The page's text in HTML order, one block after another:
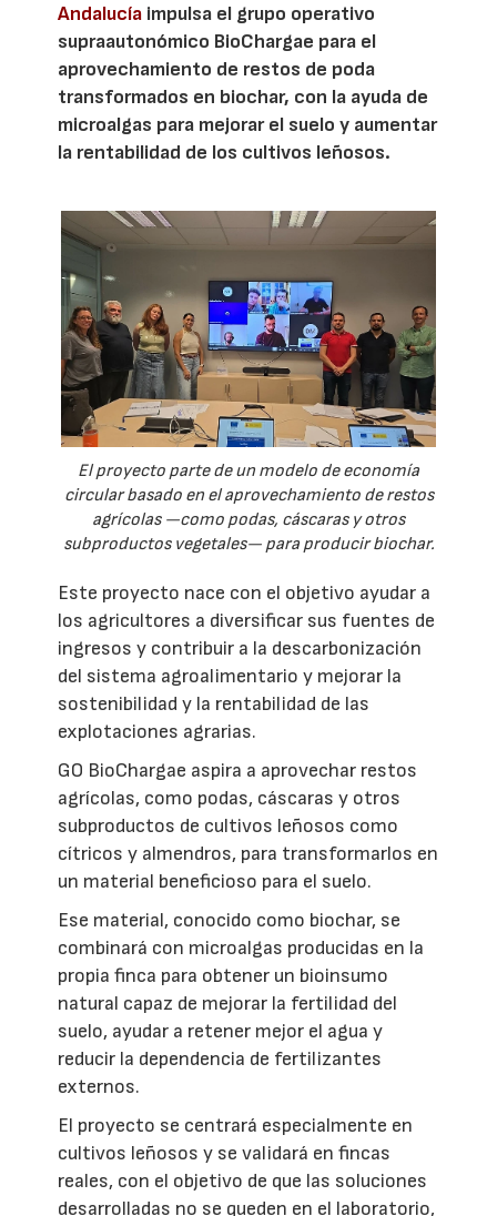
Andalucía impulsa el grupo operativo
supraautonómico BioChargae para el
aprovechamiento de restos de poda
transformados en biochar, con la ayuda de
microalgas para mejorar el suelo y aumentar
la rentabilidad de los cultivos leñosos.
El proyecto parte de un modelo de economía
circular basado en el aprovechamiento de restos
agrícolas —como podas, cáscaras y otros
subproductos vegetales— para producir biochar.
Este proyecto nace con el objetivo ayudar a
los agricultores a diversificar sus fuentes de
ingresos y contribuir a la descarbonización
del sistema agroalimentario y mejorar la
sostenibilidad y la rentabilidad de las
explotaciones agrarias.
GO BioChargae aspira a aprovechar restos
agrícolas, como podas, cáscaras y otros
subproductos de cultivos leñosos como
cítricos y almendros, para transformarlos en
un material beneficioso para el suelo.
Ese material, conocido como biochar, se
combinará con microalgas producidas en la
propia finca para obtener un bioinsumo
natural capaz de mejorar la fertilidad del
suelo, ayudar a retener mejor el agua y
reducir la dependencia de fertilizantes
externos.
El proyecto se centrará especialmente en
cultivos leñosos y se validará en fincas
reales, con el objetivo de que las soluciones
desarrolladas no se queden en el laboratorio,